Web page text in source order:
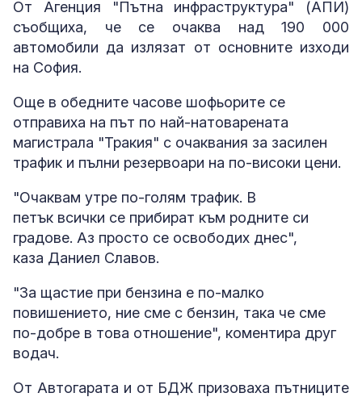
От Агенция "Пътна инфраструктура" (АПИ)
съобщиха, че се очаква над 190 000
автомобили да излязат от основните изходи
на София.
Още в обедните часове шофьорите се
отправиха на път по най-натоварената
магистрала "Тракия" с очаквания за засилен
трафик и пълни резервоари на по-високи цени.
"Очаквам утре по-голям трафик. В
петък всички се прибират към родните си
градове. Аз просто се освободих днес",
каза Даниел Славов.
"За щастие при бензина е по-малко
повишението, ние сме с бензин, така че сме
по-добре в това отношение", коментира друг
водач.
От Автогарата и от БДЖ призоваха пътниците